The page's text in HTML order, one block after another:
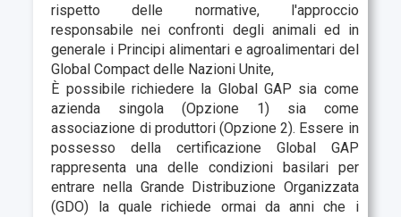
rispetto delle normative, l'approccio
responsabile nei confronti degli animali ed in
generale i Principi alimentari e agroalimentari del
Global Compact delle Nazioni Unite,
È possibile richiedere la Global GAP sia come
azienda singola (Opzione 1) sia come
associazione di produttori (Opzione 2). Essere in
possesso della certificazione Global GAP
rappresenta una delle condizioni basilari per
entrare nella Grande Distribuzione Organizzata
(GDO) la quale richiede ormai da anni che i